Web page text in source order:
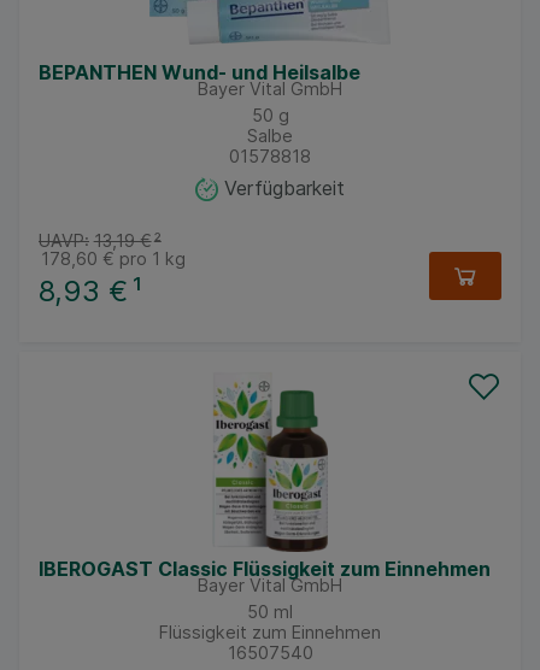
BEPANTHEN Wund- und Heilsalbe
Bayer Vital GmbH
50 g
Salbe
01578818
Verfügbarkeit
8,93 € ¹
UAVP: 13,19 €²
178,60 € pro 1 kg
IBEROGAST Classic Flüssigkeit zum Einnehmen
Bayer Vital GmbH
50 ml
Flüssigkeit zum Einnehmen
16507540